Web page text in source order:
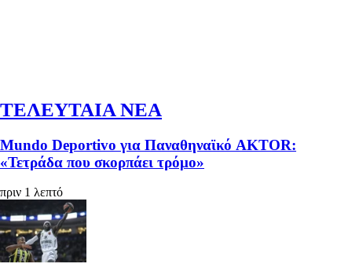
ΤΕΛΕΥΤΑΙΑ ΝΕΑ
Mundo Deportivo για Παναθηναϊκό AKTOR:
«Τετράδα που σκορπάει τρόμο»
πριν 1 λεπτό